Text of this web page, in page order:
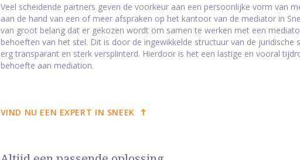
Veel scheidende partners geven de voorkeur aan een persoonlijke vorm van
aan de hand van een of meer afspraken op het kantoor van de mediator in
van groot belang dat er gekozen wordt om samen te werken met een
behoeften van het stel. Dit is door de ingewikkelde structuur van de
erg transparant en sterk versplinterd. Hierdoor is het een lastige en vooral
behoefte aan mediation.
VIND NU EEN EXPERT IN SNEEK